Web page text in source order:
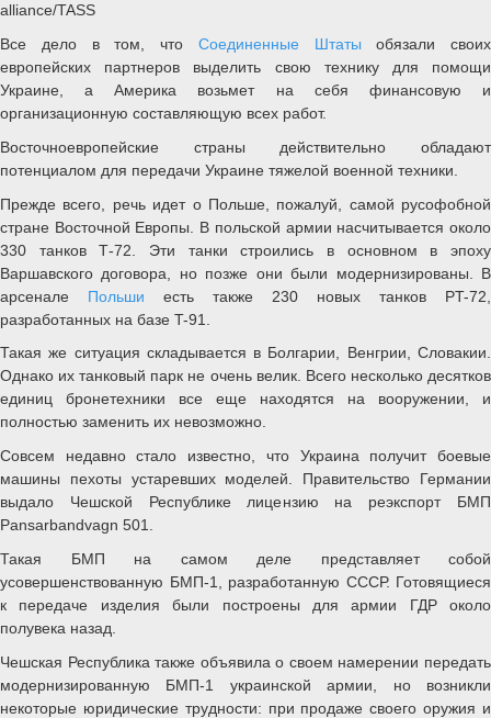
alliance/TASS
Все дело в том, что Соединенные Штаты обязали своих
европейских партнеров выделить свою технику для помощи
Украине, а Америка возьмет на себя финансовую и
организационную составляющую всех работ.
Восточноевропейские страны действительно обладают
потенциалом для передачи Украине тяжелой военной техники.
Прежде всего, речь идет о Польше, пожалуй, самой русофобной
стране Восточной Европы. В польской армии насчитывается около
330 танков Т-72. Эти танки строились в основном в эпоху
Варшавского договора, но позже они были модернизированы. В
арсенале Польши есть также 230 новых танков PT-72,
разработанных на базе T-91.
Такая же ситуация складывается в Болгарии, Венгрии, Словакии.
Однако их танковый парк не очень велик. Всего несколько десятков
единиц бронетехники все еще находятся на вооружении, и
полностью заменить их невозможно.
Совсем недавно стало известно, что Украина получит боевые
машины пехоты устаревших моделей. Правительство Германии
выдало Чешской Республике лицензию на реэкспорт БМП
Pansarbandvagn 501.
Такая БМП на самом деле представляет собой
усовершенствованную БМП-1, разработанную СССР. Готовящиеся
к передаче изделия были построены для армии ГДР около
полувека назад.
Чешская Республика также объявила о своем намерении передать
модернизированную БМП-1 украинской армии, но возникли
некоторые юридические трудности: при продаже своего оружия и